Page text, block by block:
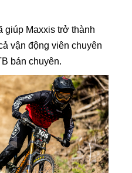
giúp Maxxis trở thành
vận động viên chuyên
bán chuyên.